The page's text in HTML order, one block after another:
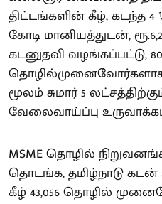
திட்டங்களின் கீழ், கடந்த 4
கோடி மானியத்துடன்,
கடனுதவி வழங்கப்பட்டு,
தொழில்முனைவோர்களாக
மூலம் சுமார் 5
வேலைவாய்ப்பு
MSME தொழில்
தொடங்க, தமிழ்நாடு கடன்
கீழ் 43,056 தொழில்